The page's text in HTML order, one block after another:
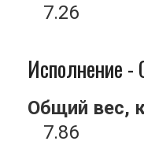
7.26
Исполнение -
Общий вес,
7.86